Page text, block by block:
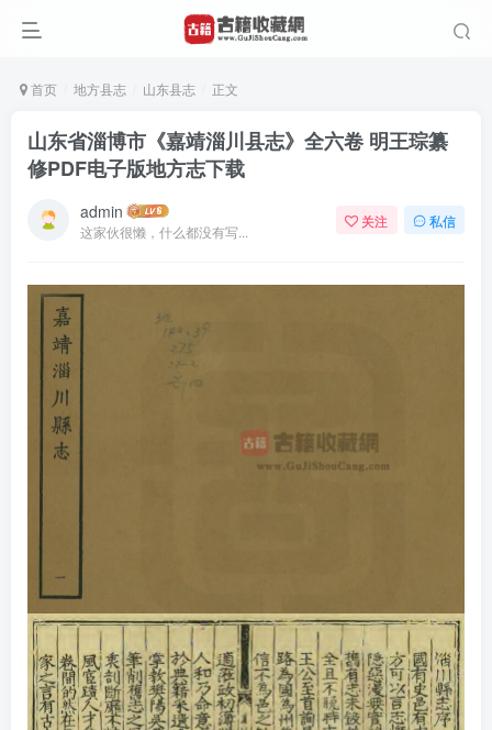
首页 地方县志 山东县志 正文
山东省淄博市《嘉靖淄川县志》全六卷 明王琮纂
修PDF电子版地方志下载
admin
这家伙很懒，什么都没有写...
关注 私信